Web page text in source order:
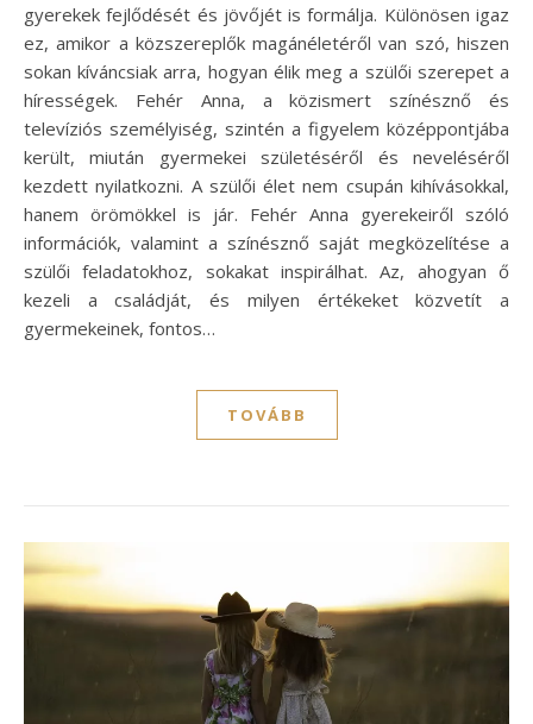
gyerekek fejlődését és jövőjét is formálja. Különösen igaz
ez, amikor a közszereplők magánéletéről van szó, hiszen
sokan kíváncsiak arra, hogyan élik meg a szülői szerepet a
hírességek. Fehér Anna, a közismert színésznő és
televíziós személyiség, szintén a figyelem középpontjába
került, miután gyermekei születéséről és neveléséről
kezdett nyilatkozni. A szülői élet nem csupán kihívásokkal,
hanem örömökkel is jár. Fehér Anna gyerekeiről szóló
információk, valamint a színésznő saját megközelítése a
szülői feladatokhoz, sokakat inspirálhat. Az, ahogyan ő
kezeli a családját, és milyen értékeket közvetít a
gyermekeinek, fontos…
TOVÁBB